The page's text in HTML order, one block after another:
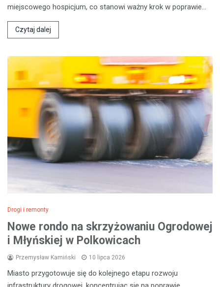
miejscowego hospicjum, co stanowi ważny krok w poprawie…
Czytaj dalej
Drogi i remonty
Nowe rondo na skrzyżowaniu Ogrodowej
i Młyńskiej w Polkowicach
Przemysław Kamiński 10 lipca 2026
Miasto przygotowuje się do kolejnego etapu rozwoju